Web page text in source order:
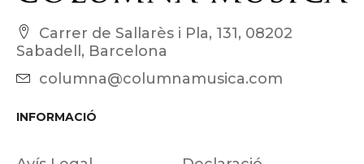
Carrer de Sallarès i Pla, 131, 08202
Sabadell, Barcelona
columna@columnamusica.com
INFORMACIÓ